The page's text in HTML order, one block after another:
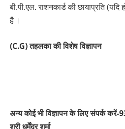
बी.पी.एल. राशनकार्ड की छायाप्रति (यदि
है ।
(C.G) तहलका की विशेष विज्ञापन
अन्य कोई भी विज्ञापन के लिए संपर्क
श्री धर्मेंद्र शर्मा